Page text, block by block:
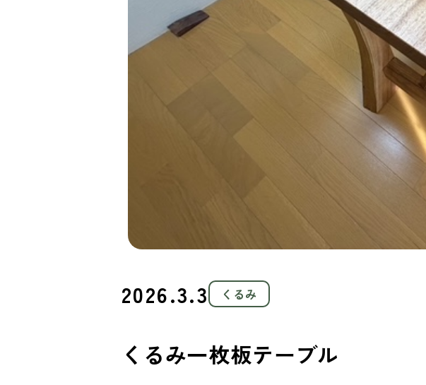
2026.3.3 くるみ
くるみ一枚板テーブル